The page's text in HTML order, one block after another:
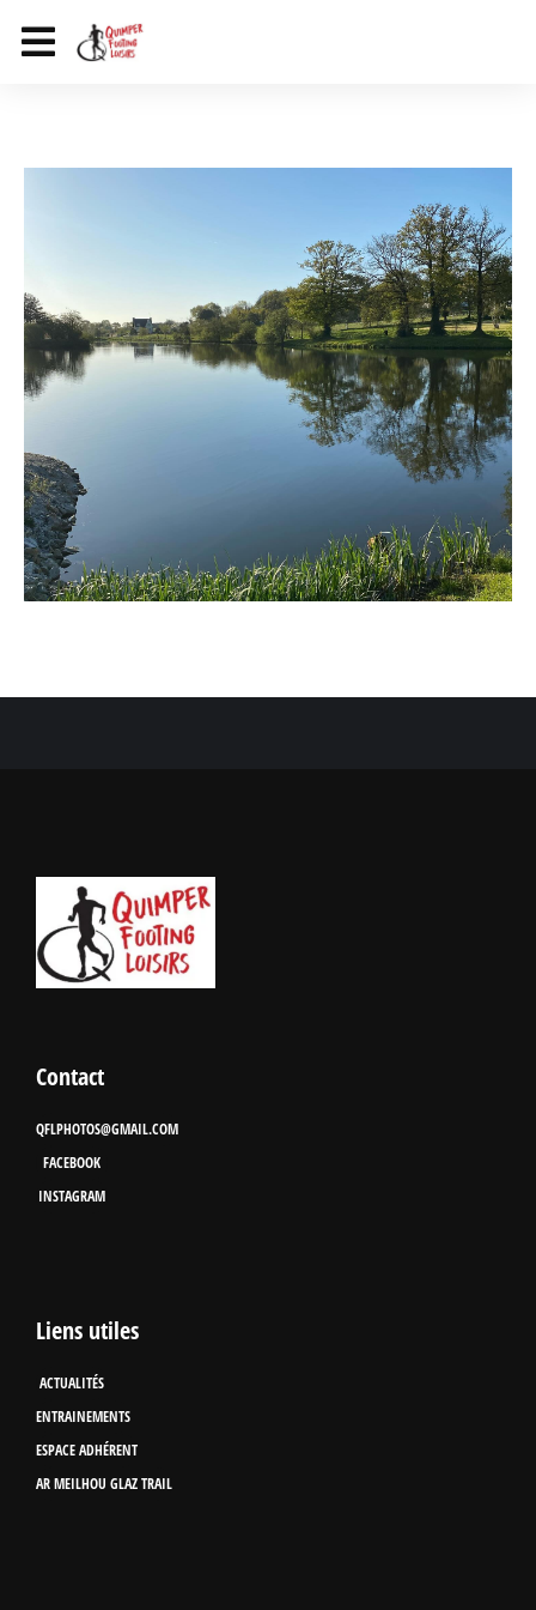
Contact
QFLPHOTOS@GMAIL.COM
FACEBOOK
INSTAGRAM
Liens utiles
ACTUALITÉS
ENTRAINEMENTS
ESPACE ADHÉRENT
AR MEILHOU GLAZ TRAIL